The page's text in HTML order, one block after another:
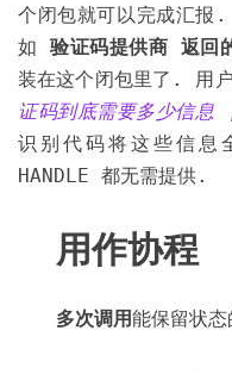
个闭包就可以完成汇报
如 验证码提供商 返回
装在这个闭包里了. 用
证码到底需要多少信息
识别代码将这些信
HANDLE 都无需提供.
用作协程
多次调用能保留状